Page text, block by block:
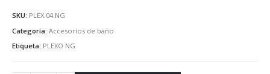
SKU: PLEX.04.NG
Categoría: Accesorios de baño
Etiqueta: PLEXO NG